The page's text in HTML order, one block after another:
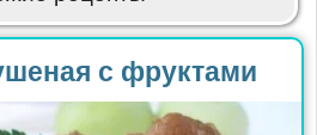
с фруктами